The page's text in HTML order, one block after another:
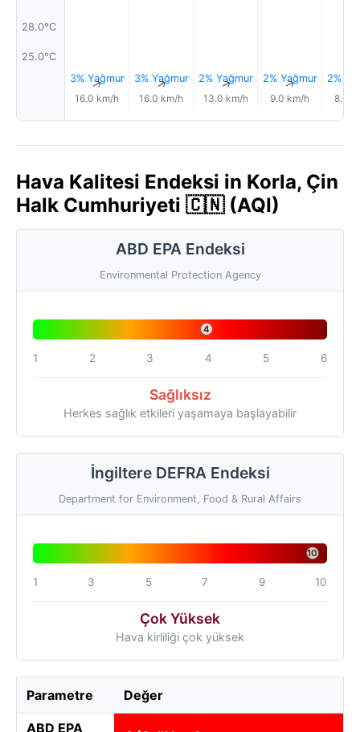
28.0°C
25.0°C
3% Yağmur
↑
16.0 km/h
3% Yağmur
↑
16.0 km/h
2% Yağmur
↑
13.0 km/h
2% Yağmur
↑
9.0 km/h
2%
8.0
Hava Kalitesi Endeksi in Korla, Çin
Halk Cumhuriyeti 🇨🇳 (AQI)
ABD EPA Endeksi
Environmental Protection Agency
4
1 2 3 4 5 6
Sağlıksız
Herkes sağlık etkileri yaşamaya başlayabilir
İngiltere DEFRA Endeksi
Department for Environment, Food & Rural Affairs
10
1 3 5 7 9 10
Çok Yüksek
Hava kirliliği çok yüksek
Parametre Değer
ABD EPA